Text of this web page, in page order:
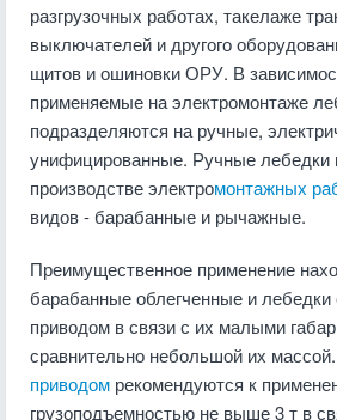
разгрузочных работах, такелаже
выключателей и другого
щитов и ошиновки ОРУ. В
применяемые на электромонтаже
подразделяются на ручные,
унифицированные. Ручные лебедки
производстве электромонтажных
видов - барабанные и рычажные.
Преимущественное применение
барабанные облегченные и
приводом в связи с их малыми
сравнительно небольшой их
приводом рекомендуются к
грузоподъемностью не выше 3 т в